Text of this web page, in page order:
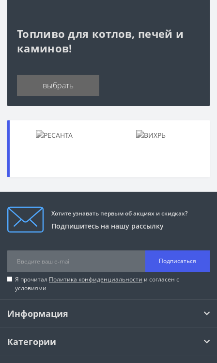
Топливо для котлов, печей и
каминов!
выбрать
Хотите узнавать первым об акциях и скидках?
Подпишитесь на нашу рассылку
Подписаться
Я прочитал Политика конфиденциальности и согласен с
условиями
Информация
Категории